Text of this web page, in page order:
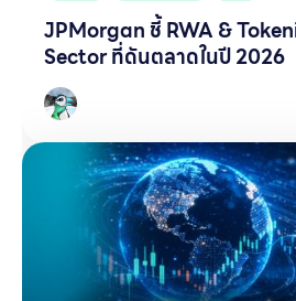
JPMorgan ชี้ RWA &
Sector ที่ดันตลาดในปี 2026